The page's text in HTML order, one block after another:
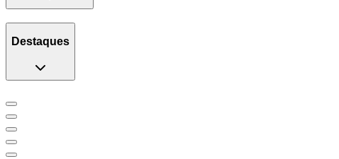
Destaques